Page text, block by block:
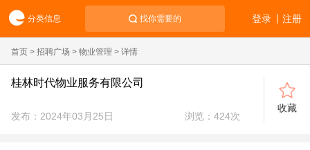
分类信息 找你需要的 注册
登录
首页 > 招聘广场 > 物业管理 > 详情
桂林时代物业服务有限公司
发布：2024年03月25日 浏览： 424次
收藏